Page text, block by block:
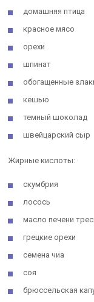
домашняя птица
красное мясо
орехи
шпинат
обогащенные
кешью
темный шоколад
швейцарский сыр
Жирные кислоты:
скумбрия
лосось
масло печени
грецкие орехи
семена чиа
соя
брюссельская